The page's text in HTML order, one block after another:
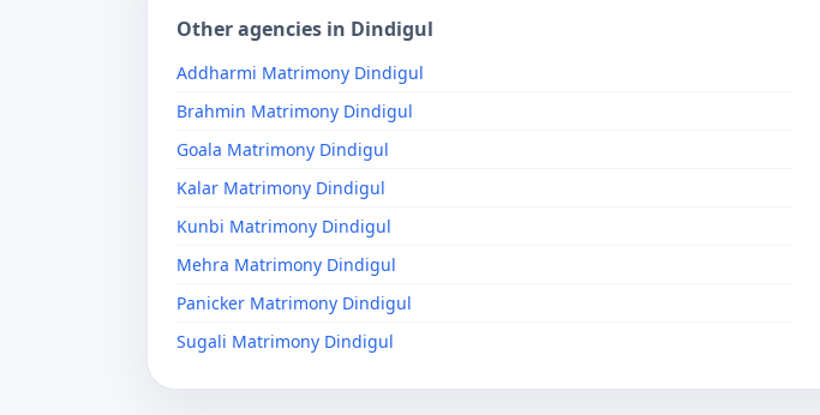
Other agencies in Dindigul
Addharmi Matrimony Dindigul
Brahmin Matrimony Dindigul
Goala Matrimony Dindigul
Kalar Matrimony Dindigul
Kunbi Matrimony Dindigul
Mehra Matrimony Dindigul
Panicker Matrimony Dindigul
Sugali Matrimony Dindigul